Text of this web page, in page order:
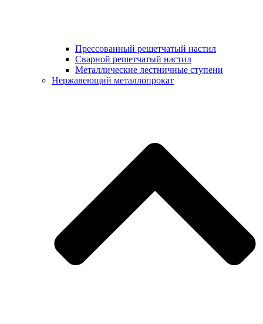
Прессованный решетчатый настил
Сварной решетчатый настил
Металлические лестничные ступени
Нержавеющий металлопрокат